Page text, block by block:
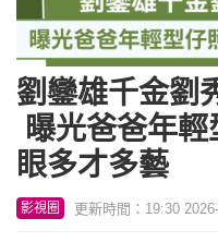
劉鑾雄千金劉
曝光爸爸年
眼多才多藝
影視圈 更新時間：19:30